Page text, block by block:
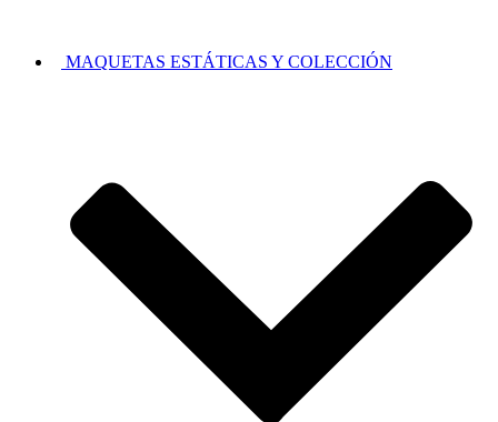
MAQUETAS ESTÁTICAS Y COLECCIÓN